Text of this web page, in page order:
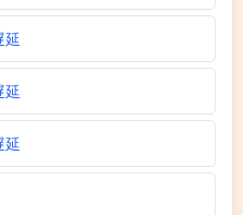
延
延
延